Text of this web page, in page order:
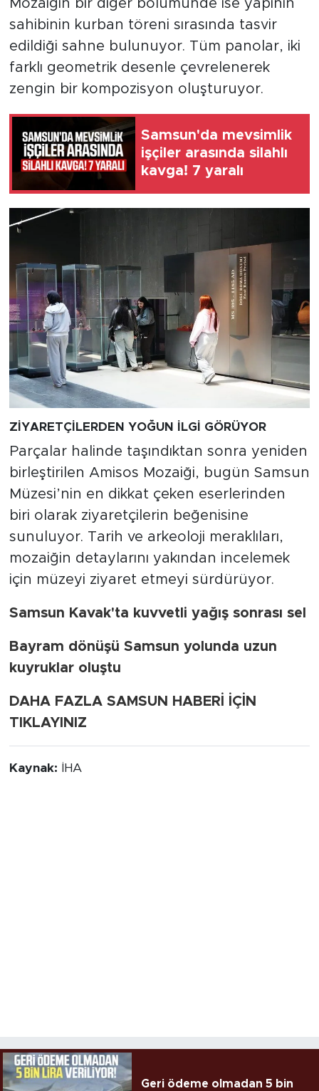
Mozaiğin bir diğer bölümünde ise yapının
sahibinin kurban töreni sırasında tasvir
edildiği sahne bulunuyor. Tüm panolar, iki
farklı geometrik desenle çevrelenerek
zengin bir kompozisyon oluşturuyor.
Samsun'da mevsimlik
işçiler arasında silahlı
kavga! 7 yaralı
ZİYARETÇİLERDEN YOĞUN İLGİ GÖRÜYOR
Parçalar halinde taşındıktan sonra yeniden
birleştirilen Amisos Mozaiği, bugün Samsun
Müzesi’nin en dikkat çeken eserlerinden
biri olarak ziyaretçilerin beğenisine
sunuluyor. Tarih ve arkeoloji meraklıları,
mozaiğin detaylarını yakından incelemek
için müzeyi ziyaret etmeyi sürdürüyor.
Samsun Kavak'ta kuvvetli yağış sonrası sel
Bayram dönüşü Samsun yolunda uzun
kuyruklar oluştu
DAHA FAZLA SAMSUN HABERİ İÇİN
TIKLAYINIZ
Kaynak: İHA
Geri ödeme olmadan 5 bin